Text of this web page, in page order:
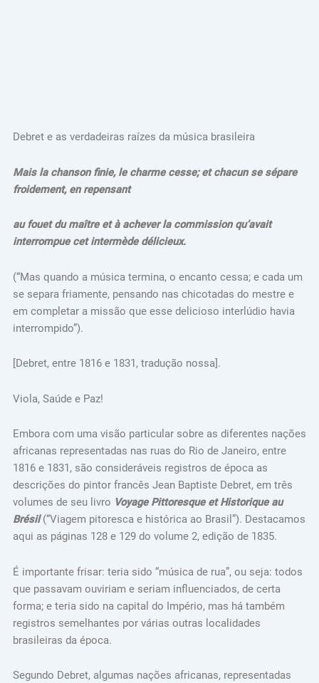
Debret e as verdadeiras raízes da música brasileira
Mais la chanson finie, le charme cesse; et chacun se sépare
froidement, en repensant
au fouet du maître et à achever la commission qu’avait
interrompue cet intermède délicieux.
(“Mas quando a música termina, o encanto cessa; e cada um
se separa friamente, pensando nas chicotadas do mestre e
em completar a missão que esse delicioso interlúdio havia
interrompido”).
[Debret, entre 1816 e 1831, tradução nossa].
Viola, Saúde e Paz!
Embora com uma visão particular sobre as diferentes nações
africanas representadas nas ruas do Rio de Janeiro, entre
1816 e 1831, são consideráveis registros de época as
descrições do pintor francês Jean Baptiste Debret, em três
volumes de seu livro Voyage Pittoresque et Historique au
Brésil(“Viagem pitoresca e histórica ao Brasil”). Destacamos
aqui as páginas 128 e 129 do volume 2, edição de 1835.
É importante frisar: teria sido “música de rua”, ou seja: todos
que passavam ouviriam e seriam influenciados, de certa
forma; e teria sido na capital do Império, mas há também
registros semelhantes por várias outras localidades
brasileiras da época.
Segundo Debret, algumas nações africanas, representadas